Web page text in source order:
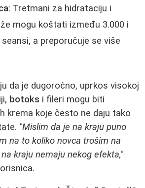
: Tretmani za hidrataciju i
mogu koštati između 3.000 i
a preporučuje se više
da je dugoročno, uprkos visokoj
botoks i fileri mogu biti
krema koje često ne daju tako
"Mislim da je na kraju puno
na to koliko novca trošim na
kraju nemaju nekog efekta,"